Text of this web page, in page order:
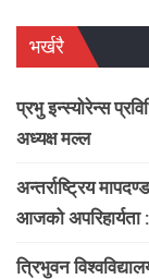
भर्खरै
प्रभु इन्स्योरेन्स
अध्यक्ष मल्ल
अन्तर्राष्ट्रिय
आजको अपरिहार्यता
त्रिभुवन